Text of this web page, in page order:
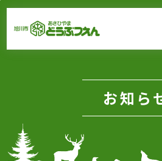
ページの本文です。
お知ら